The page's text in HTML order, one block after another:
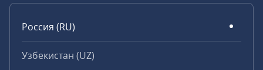
Россия (RU)
Узбекистан (UZ)